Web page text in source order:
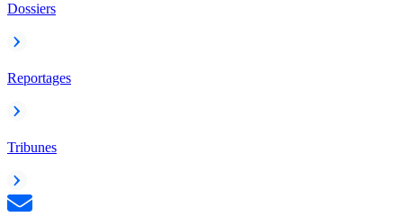
Dossiers
Reportages
Tribunes